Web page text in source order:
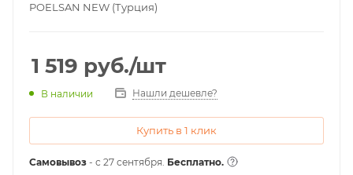
POELSAN NEW (Турция)
1 519 руб./шт
В наличии Нашли дешевле?
Купить в 1 клик
Самовывоз - с 27 сентября. Бесплатно.